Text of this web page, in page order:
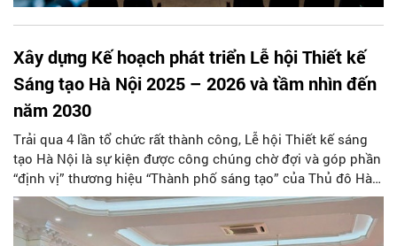
Xây dựng Kế hoạch phát triển Lễ hội Thiết kế
Sáng tạo Hà Nội 2025 – 2026 và tầm nhìn đến
năm 2030
Trải qua 4 lần tổ chức rất thành công, Lễ hội Thiết kế sáng
tạo Hà Nội là sự kiện được công chúng chờ đợi và góp phần
“định vị” thương hiệu “Thành phố sáng tạo” của Thủ đô Hà
Nội.